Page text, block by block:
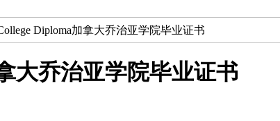
Diploma加拿大乔治亚学院毕业证书
大乔治亚学院毕业证书